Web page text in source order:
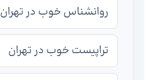
روانشناس خوب در تهران
تراپیست خوب در تهران